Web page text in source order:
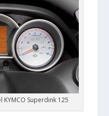
Superdink 125